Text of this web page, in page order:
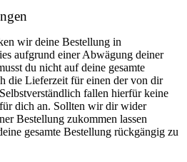
wir deine Bestellung in
aufgrund einer Abwägung deiner
du nicht auf deine gesamte
die Lieferzeit für einen der von dir
fallen hierfür keine
dich an. Sollten wir dir wider
Bestellung zukommen lassen
gesamte Bestellung rückgängig zu